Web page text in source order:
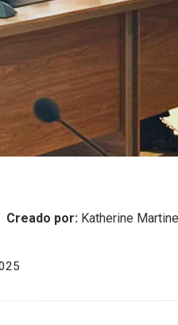
Creado por: Katherine